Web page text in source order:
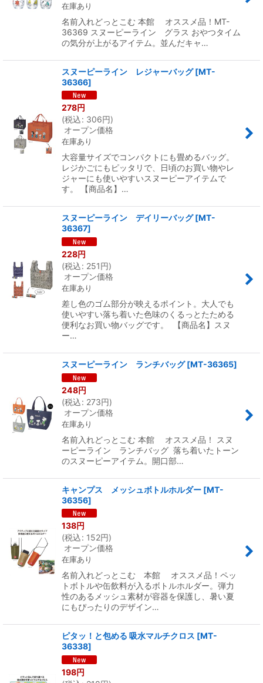
在庫あり
名前入れどっとこむ 本館 オススメ品！MT-
36369 スヌーピーライン グラス おやつタイム
の気分が上がるアイテム。並んだキャ…
スヌーピーライン レジャーバッグ [MT-
36366]
278円
(税込: 306円)
オープン価格
在庫あり
大容量サイズでコンパクトにも畳めるバッグ。
レジかごにもピッタリで、日頃のお買い物やレ
ジャーにも使いやすいスヌーピーアイテムで
す。 【商品名】…
スヌーピーライン デイリーバッグ [MT-
36367]
228円
(税込: 251円)
オープン価格
在庫あり
差し色のゴム部分が映えるポイント。大人でも
使いやすい落ち着いた色味のくるっとたためる
便利なお買い物バッグです。 【商品名】スヌ
ー…
スヌーピーライン ランチバッグ [MT-36365]
248円
(税込: 273円)
オープン価格
在庫あり
名前入れどっとこむ 本館 オススメ品！ スヌ
ーピーライン ランチバッグ 落ち着いたトーン
のスヌーピーアイテム。開口部…
キャンプス メッシュボトルホルダー [MT-
36356]
138円
(税込: 152円)
オープン価格
在庫あり
名前入れどっとこむ 本館 オススメ品！ペッ
トボトルや缶飲料が入るボトルホルダー。弾力
性のあるメッシュ素材が容器を保護し、暑い夏
にもぴったりのデザイン…
ピタッ！と包める 吸水マルチクロス [MT-
36338]
198円